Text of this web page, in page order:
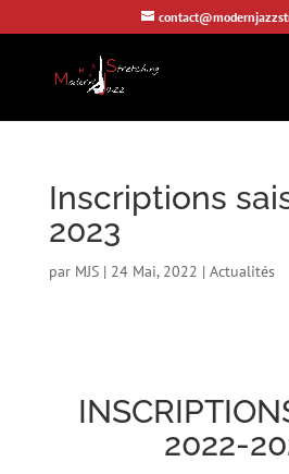
Inscriptions
2023
par MJS| 24 Mai, 2022 | Actualités
2022-